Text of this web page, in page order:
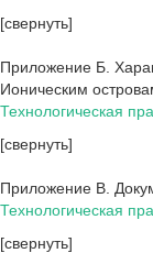
[свернуть]
Приложение Б.
Ионическим
Технологическая
[свернуть]
Приложение В.
Технологическая
[свернуть]